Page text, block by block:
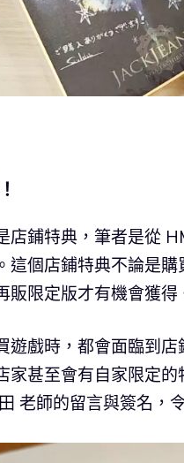
店鋪特典，筆者是從
這個店鋪特典不論是
販限定版才有機會獲得
遊戲時，都會面臨到
家甚至會有自家限定
老師的留言與簽名，